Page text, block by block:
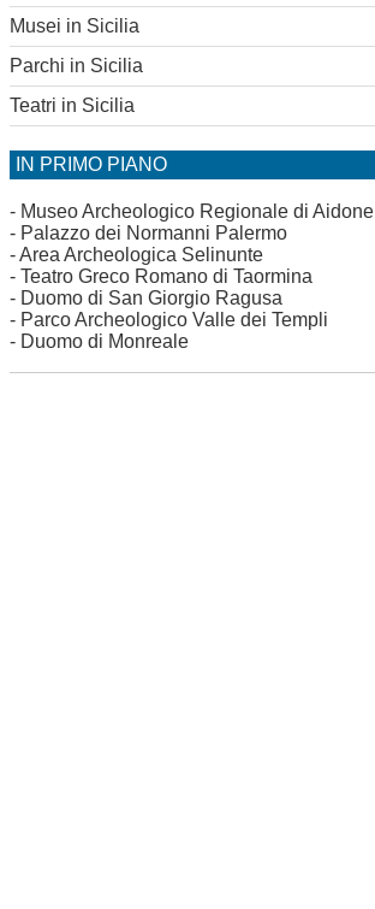
Musei in Sicilia
Parchi in Sicilia
Teatri in Sicilia
IN PRIMO PIANO
- Museo Archeologico Regionale di Aidone
- Palazzo dei Normanni Palermo
-Area Archeologica Selinunte
- Teatro Greco Romano di Taormina
- Duomo di San Giorgio Ragusa
- Parco Archeologico Valle dei Templi
- Duomo di Monreale